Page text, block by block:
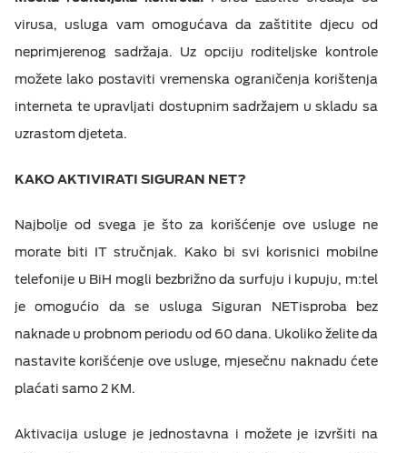
virusa, usluga vam omogućava da zaštitite djecu od
neprimjerenog sadržaja. Uz opciju roditeljske kontrole
možete lako postaviti vremenska ograničenja korištenja
interneta te upravljati dostupnim sadržajem u skladu sa
uzrastom djeteta.
KAKO AKTIVIRATI SIGURAN NET?
Najbolje od svega je što za korišćenje ove usluge ne
morate biti IT stručnjak. Kako bi svi korisnici mobilne
telefonije u BiH mogli bezbrižno da surfuju i kupuju, m:tel
je omogućio da se usluga Siguran NETisproba bez
naknade u probnom periodu od 60 dana. Ukoliko želite da
nastavite korišćenje ove usluge, mjesečnu naknadu ćete
plaćati samo 2 KM.
Aktivacija usluge je jednostavna i možete je izvršiti na